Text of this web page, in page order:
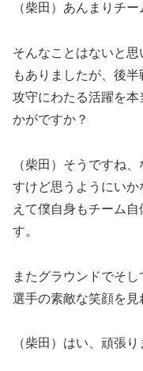
（柴田）あんまりチ
そんなことはないと
もありましたが、後
攻守にわたる活躍を
かがですか？
（柴田）そうですね
すけど思うようにい
えて僕自身もチーム
す。
またグラウンドでそ
選手の素敵な笑顔を見
（柴田）はい、頑張り